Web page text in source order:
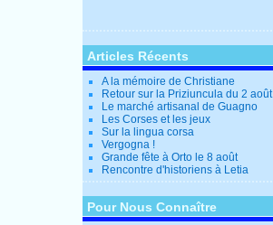
Articles Récents
A la mémoire de Christiane
Retour sur la Priziuncula du 2 août
Le marché artisanal de Guagno
Les Corses et les jeux
Sur la lingua corsa
Vergogna !
Grande fête à Orto le 8 août
Rencontre d'historiens à Letia
Pour Nous Connaître